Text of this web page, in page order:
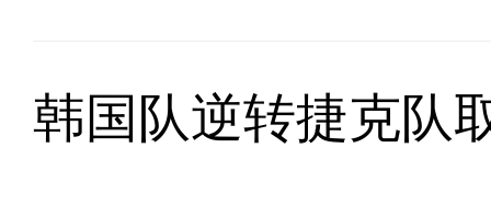
韩国队逆转捷克队